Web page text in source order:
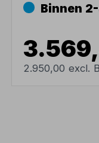
Binnen
2.950,00 excl.